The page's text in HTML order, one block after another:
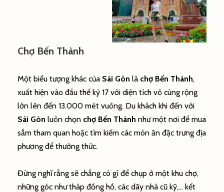
Chợ Bến Thành
Một biểu tượng khác của Sài Gòn là chợ Bến Thành,
xuất hiện vào đầu thế kỷ 17 với diện tích vô cùng rộng
lớn lên đến 13.000 mét vuông. Du khách khi đến với
Sài Gòn luôn chọn chợ Bến Thành như một nơi để mua
sắm tham quan hoặc tìm kiếm các món ăn đặc trưng địa
phương để thưởng thức.
Đừng nghĩ rằng sẽ chẳng có gì để chụp ở một khu chợ,
những góc như tháp đồng hồ, các dãy nhà cũ kỹ,… kết